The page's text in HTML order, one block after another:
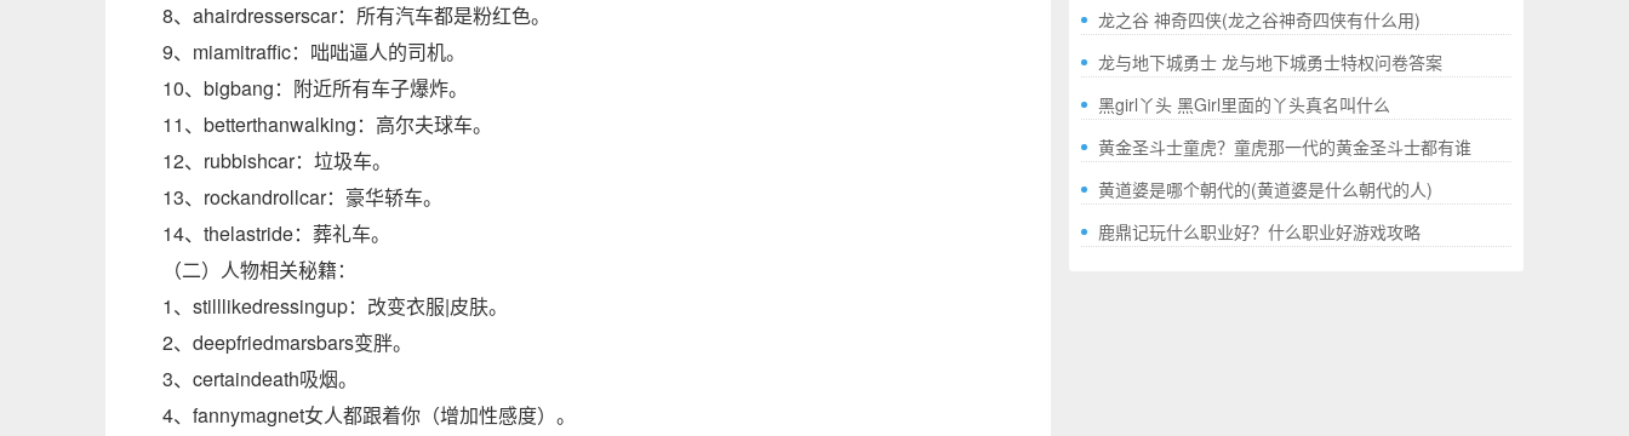
8、ahairdresserscar：所有汽车都是粉红色。
9、miamitraffic：咄咄逼人的司机。
10、bigbang：附近所有车子爆炸。
11、betterthanwalking：高尔夫球车。
12、rubbishcar：垃圾车。
13、rockandrollcar：豪华轿车。
14、thelastride：葬礼车。
（二）人物相关秘籍：
1、stilllikedressingup：改变衣服|皮肤。
2、deepfriedmarsbars变胖。
3、certaindeath吸烟。
4、fannymagnet女人都跟着你（增加性感度）。
龙之谷 神奇四侠(龙之谷神奇四侠有什么用)
龙与地下城勇士 龙与地下城勇士特权问卷答案
黑girl丫头 黑Girl里面的丫头真名叫什么
黄金圣斗士童虎？童虎那一代的黄金圣斗士都有谁
黄道婆是哪个朝代的(黄道婆是什么朝代的人)
鹿鼎记玩什么职业好？什么职业好游戏攻略